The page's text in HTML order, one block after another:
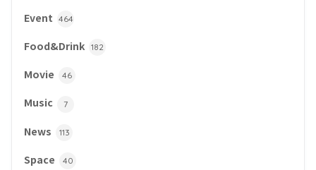
Event 464
Food&Drink 182
Movie 46
Music 7
News 113
Space 40